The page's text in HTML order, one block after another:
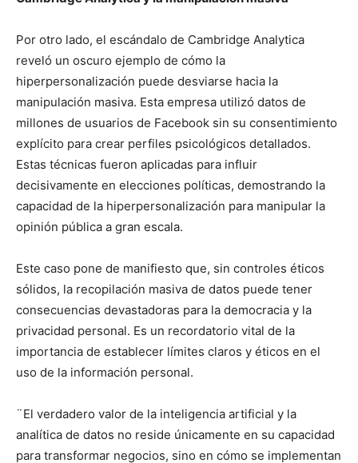
Por otro lado, el escándalo de Cambridge Analytica
reveló un oscuro ejemplo de cómo la
hiperpersonalización puede desviarse hacia la
manipulación masiva. Esta empresa utilizó datos de
millones de usuarios de Facebook sin su consentimiento
explícito para crear perfiles psicológicos detallados.
Estas técnicas fueron aplicadas para influir
decisivamente en elecciones políticas, demostrando la
capacidad de la hiperpersonalización para manipular la
opinión pública a gran escala.
Este caso pone de manifiesto que, sin controles éticos
sólidos, la recopilación masiva de datos puede tener
consecuencias devastadoras para la democracia y la
privacidad personal. Es un recordatorio vital de la
importancia de establecer límites claros y éticos en el
uso de la información personal.
¨El verdadero valor de la inteligencia artificial y la
analítica de datos no reside únicamente en su capacidad
para transformar negocios, sino en cómo se implementan